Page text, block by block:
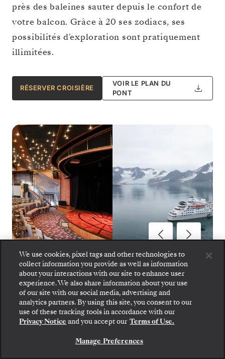
près des baleines sauter depuis le confort de
votre balcon. Grâce à 20 ses zodiacs, ses
possibilités d'exploration sont pratiquement
illimitées.
RÉSERVER CROISIÈRE
VOIR LE PLAN DU
PONT
Silversea- Luxury Cruises - Silver Cloud
SILVER CLOUD
Montez à bord : choisissez votre suite et consultez
les tarifs et les prestations incluses avant de
confirmer votre voyage avec Silversea en toute
sécurité.
RÉSERVEZ VOTRE SUITE
We use cookies, pixel tags and other technologies to
collect information you provide as well as information
about your interactions with our site to enhance user
experience. We also share information about your use
of our site with our social media, advertising and
analytics partners. By using this site, you consent to our
use of these tracking tools in accordance with our
Privacy Notice and you accept our Terms of Use.
Manage Preferences